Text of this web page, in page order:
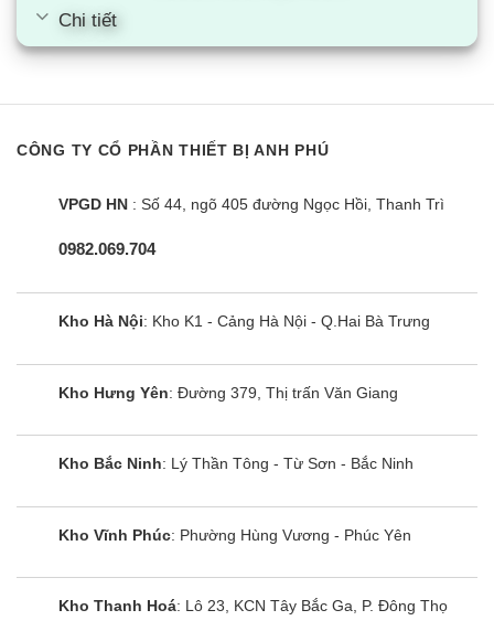
Chi tiết
CÔNG TY CỔ PHẦN THIẾT BỊ ANH PHÚ
VPGD HN : Số 44, ngõ 405 đường Ngọc Hồi, Thanh Trì
0982.069.704
Kho Hà Nội: Kho K1 - Cảng Hà Nội - Q.Hai Bà Trưng
Kho Hưng Yên: Đường 379, Thị trấn Văn Giang
Kho Bắc Ninh: Lý Thần Tông - Từ Sơn - Bắc Ninh
Kho Vĩnh Phúc: Phường Hùng Vương - Phúc Yên
Kho Thanh Hoá: Lô 23, KCN Tây Bắc Ga, P. Đông Thọ